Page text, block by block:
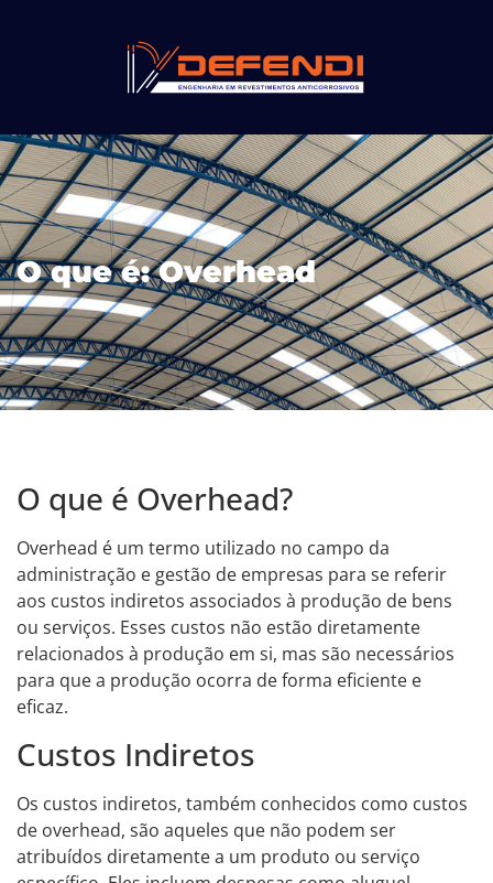
O que é: Overhead
O que é Overhead?
Overhead é um termo utilizado no campo da
administração e gestão de empresas para se referir
aos custos indiretos associados à produção de bens
ou serviços. Esses custos não estão diretamente
relacionados à produção em si, mas são necessários
para que a produção ocorra de forma eficiente e
eficaz.
Custos Indiretos
Os custos indiretos, também conhecidos como custos
de overhead, são aqueles que não podem ser
atribuídos diretamente a um produto ou serviço